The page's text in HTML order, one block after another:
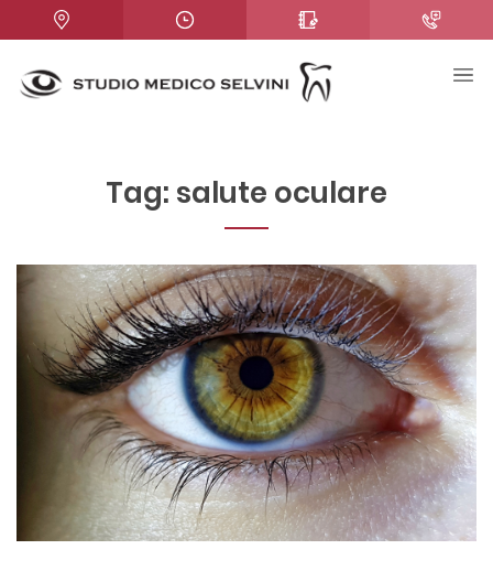
Tag: salute oculare